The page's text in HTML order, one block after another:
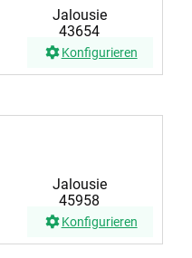
Jalousie
43654
Konfigurieren
Jalousie
45958
Konfigurieren